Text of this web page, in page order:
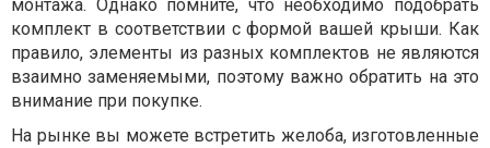
монтажа. Однако помните, что необходимо подобрать
комплект в соответствии с формой вашей крыши. Как
правило, элементы из разных комплектов не являются
взаимно заменяемыми, поэтому важно обратить на это
внимание при покупке.
На рынке вы можете встретить желоба, изготовленные